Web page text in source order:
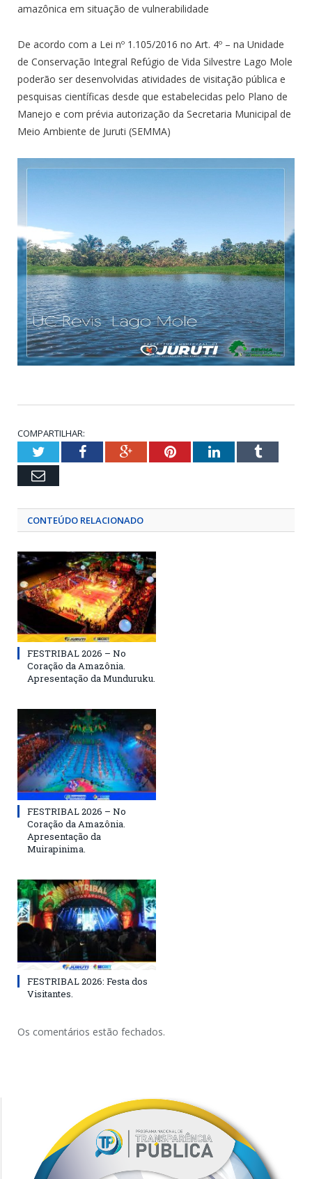
amazônica em situação de vulnerabilidade
De acordo com a Lei nº 1.105/2016 no Art. 4º – na Unidade
de Conservação Integral Refúgio de Vida Silvestre Lago Mole
poderão ser desenvolvidas atividades de visitação pública e
pesquisas científicas desde que estabelecidas pelo Plano de
Manejo e com prévia autorização da Secretaria Municipal de
Meio Ambiente de Juruti (SEMMA)
COMPARTILHAR:
TwitterFacebookGoogle+PinterestLinkedInTumblr
Email
CONTEÚDO RELACIONADO
FESTRIBAL 2026 – No
Coração da Amazônia.
Apresentação da Munduruku.
FESTRIBAL 2026 – No
Coração da Amazônia.
Apresentação da
Muirapinima.
FESTRIBAL 2026: Festa dos
Visitantes.
Os comentários estão fechados.